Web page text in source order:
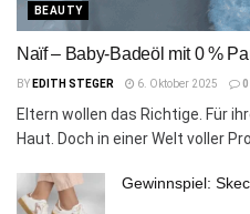
BEAUTY
Naïf – Baby-Badeöl mit 0 %
BY EDITH STEGER 6. Oktober 2025 0
Eltern wollen das Richtige. Für
Haut. Doch in einer Welt voller
Gewinnspiel: